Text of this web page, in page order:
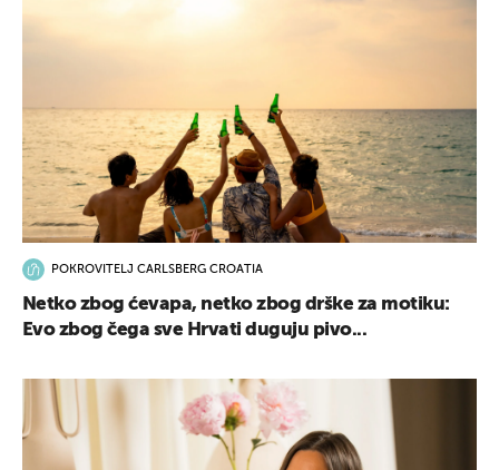
POKROVITELJ CARLSBERG CROATIA
Netko zbog ćevapa, netko zbog drške za motiku:
Evo zbog čega sve Hrvati duguju pivo...